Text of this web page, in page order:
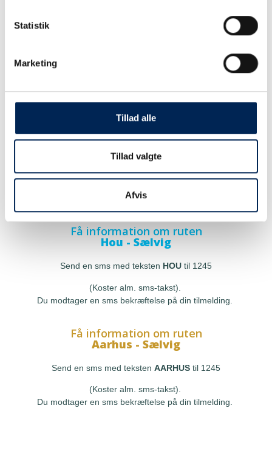
Statistik
Marketing
Tillad alle
Tillad valgte
Afvis
Få information om ruten
Hou - Sælvig
Send en sms med teksten HOU til 1245
(Koster alm. sms-takst).
Du modtager en sms bekræftelse på din tilmelding.
Få information om ruten
Aarhus - Sælvig
Send en sms med teksten AARHUS til 1245
(Koster alm. sms-takst).
Du modtager en sms bekræftelse på din tilmelding.